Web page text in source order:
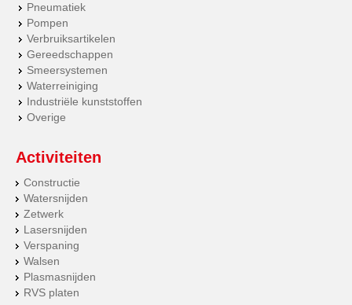
Pneumatiek
Pompen
Verbruiksartikelen
Gereedschappen
Smeersystemen
Waterreiniging
Industriële kunststoffen
Overige
Activiteiten
Constructie
Watersnijden
Zetwerk
Lasersnijden
Verspaning
Walsen
Plasmasnijden
RVS platen